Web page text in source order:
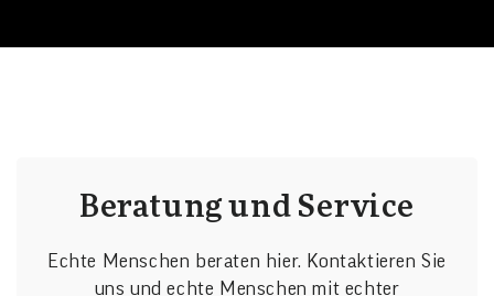
Beratung und Service
Echte Menschen beraten hier. Kontaktieren Sie
uns und echte Menschen mit echter